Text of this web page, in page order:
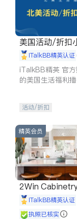
美国活动/折扣
iTalkBB精英认证
iTalkBB精英 官
的美国生活福利
专属福利。
活动/折扣
精英会员
2Win
iTalkBB精英认证
执照已核实